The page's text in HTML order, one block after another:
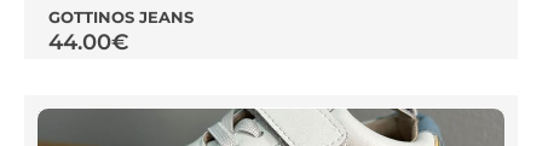
GOTTINOS JEANS
44.00€